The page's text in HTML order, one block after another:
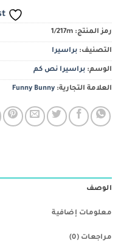
رمز المنتج: 1/217m
التصنيف: براسيرا
الوسم: براسيرا نص كم
العلامة التجارية: Funny Bunny
الوصف
معلومات إضافية
مراجعات (0)